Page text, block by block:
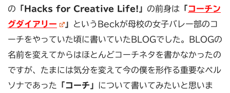
の 「Hacks for Creative Life!」 の前身は 「コーチン
グダイアリー
」
というBeckが母校の女子バレー部のコ
ーチをやっていた頃に書いていたBLOGでした。BLOGの
名前を変えてからはほとんどコーチネタを書かなかったの
ですが、たまには気分を変えて今の僕を形作る重要なペル
ソナであった
「コーチ」
について書いてみたいと思いま